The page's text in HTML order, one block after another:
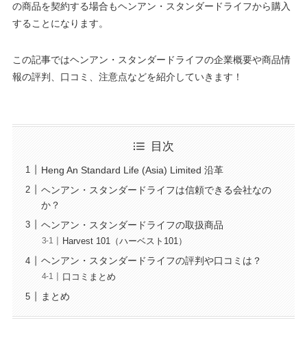
の商品を契約する場合もヘンアン・スタンダードライフから購入
することになります。
この記事ではヘンアン・スタンダードライフの企業概要や商品情
報の評判、口コミ、注意点などを紹介していきます！
目次
Heng An Standard Life (Asia) Limited 沿革
ヘンアン・スタンダードライフは信頼できる会社なの
か？
ヘンアン・スタンダードライフの取扱商品
Harvest 101（ハーベスト101）
ヘンアン・スタンダードライフの評判や口コミは？
口コミまとめ
まとめ